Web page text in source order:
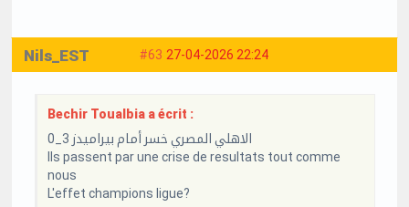
#63 27-04-2026 22:24
Nils_EST
Bechir Toualbia a écrit :
الاهلي المصري خسر أمام بيراميدز 3_0
Ils passent par une crise de resultats tout comme
nous
L'effet champions ligue?